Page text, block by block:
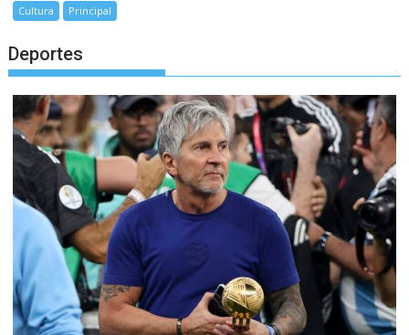
Cultura Principal
Deportes